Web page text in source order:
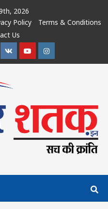
2026
Policy
Terms & Conditions
Us
VK YoutubeInstagram